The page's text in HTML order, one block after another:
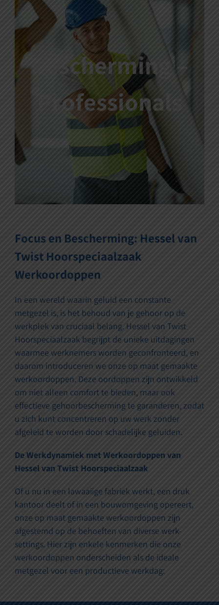
Thuisservice
Onderhoud
Bescherming
Contact
Bescherming –
Professionals
Focus en Bescherming: Hessel van
Twist Hoorspeciaalzaak
Werkoordoppen
In een wereld waarin geluid een constante
metgezel is, is het behoud van je gehoor op de
werkplek van cruciaal belang. Hessel van Twist
Hoorspeciaalzaak begrijpt de unieke uitdagingen
waarmee werknemers worden geconfronteerd, en
daarom introduceren we onze op maat gemaakte
werkoordoppen. Deze oordoppen zijn ontwikkeld
om niet alleen comfort te bieden, maar ook
effectieve gehoorbescherming te garanderen, zodat
u zich kunt concentreren op uw werk zonder
afgeleid te worden door schadelijke geluiden.
De Werkdynamiek met Werkoordoppen van
Hessel van Twist Hoorspeciaalzaak
Of u nu in een lawaaiige fabriek werkt, een druk
kantoor deelt of in een bouwomgeving opereert,
onze op maat gemaakte werkoordoppen zijn
afgestemd op de behoeften van diverse werk-
settings. Hier zijn enkele kenmerken die onze
werkoordoppen onderscheiden als de ideale
metgezel voor een productieve werkdag: